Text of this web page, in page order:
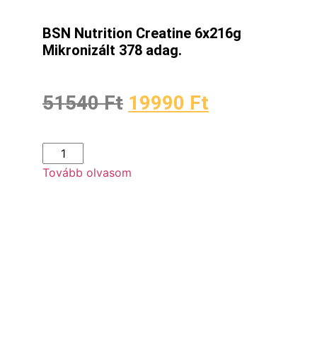
BSN Nutrition Creatine 6x216g
Mikronizált 378 adag.
51540Ft 19990 Ft
Tovább olvasom